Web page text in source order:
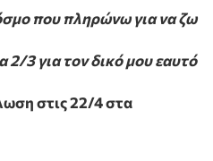
που πληρώνω για να ζω
2/3 για τον δικό μου εαυτό
στις 22/4 στα